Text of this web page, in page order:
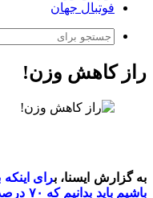
فوتبال جهان
راز کاهش وزن!
به گزارش ایسنا، برای